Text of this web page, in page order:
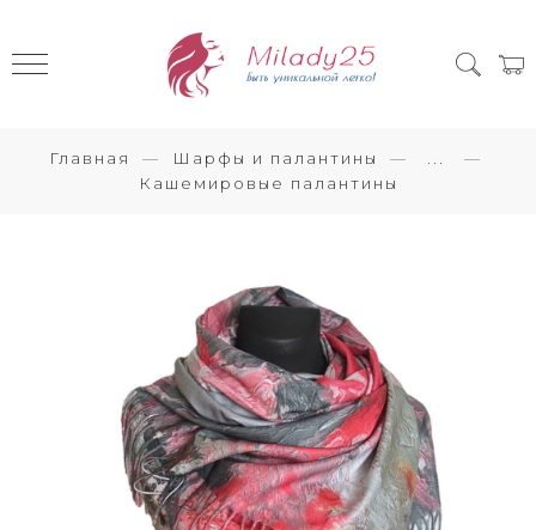
Главная Шарфы и палантины
Кашемировые палантины